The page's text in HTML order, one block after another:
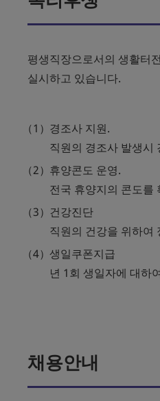
평생직장으로서의 생활터
실시하고 있습니다.
경조사 지원.
직원의 경조사 발생시
휴양콘도 운영.
전국 휴양지의 콘도를
건강진단
직원의 건강을 위하여
생일쿠폰지급
년 1회 생일자에 대하
채용안내